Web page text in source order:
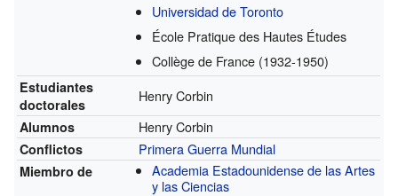
Universidad de Toronto
École Pratique des Hautes Études
Collège de France (1932-1950)
Estudiantes
doctorales
Henry Corbin
Alumnos Henry Corbin
Conflictos Primera Guerra Mundial
Miembro de
Academia Estadounidense de las Artes
y las Ciencias